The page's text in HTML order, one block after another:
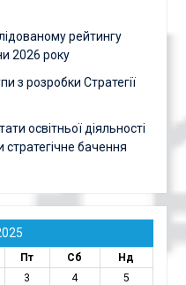
рейтингу
2026 року
з розробки Стратегії
освітньої діяльності
стратегічне бачення
Пт Сб
Нд
3 4
5